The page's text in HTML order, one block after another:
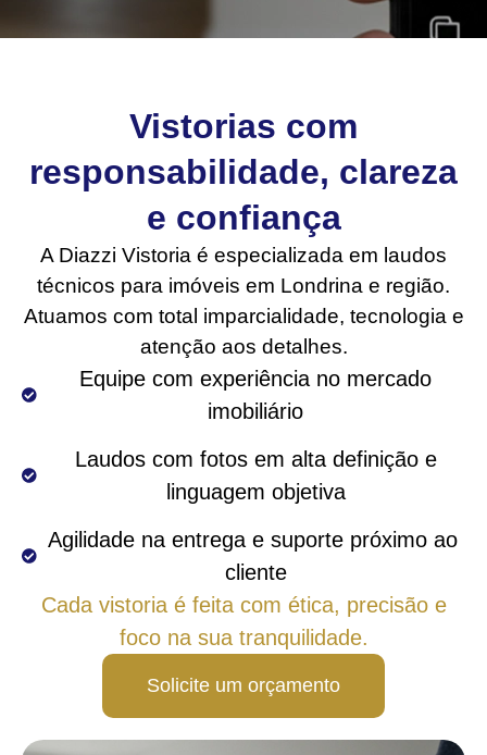
Vistorias com
responsabilidade, clareza
e confiança
A Diazzi Vistoria é especializada em laudos
técnicos para imóveis em Londrina e região.
Atuamos com total imparcialidade, tecnologia e
atenção aos detalhes.
imobiliário
linguagem objetiva
Agilidade na entrega e suporte próximo ao
cliente
Cada vistoria é feita com ética, precisão e
foco na sua tranquilidade.
Solicite um orçamento